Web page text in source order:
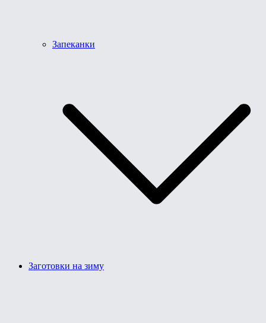
Запеканки
Заготовки на зиму